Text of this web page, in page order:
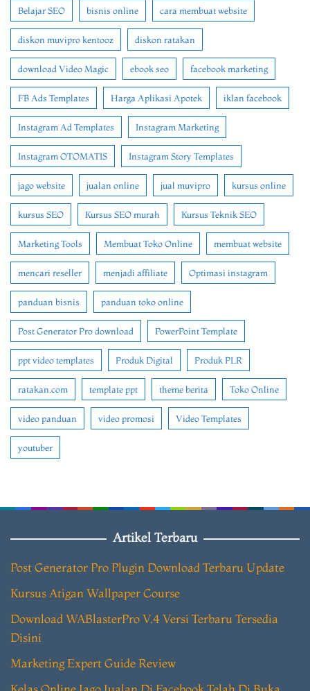
Belajar SEO bisnis online cara membuat website
diskon muvipro kentooz diskon ratakan
download Video Magic ebook seo facebook marketing
FB Ads Templates Harga Aplikasi Apotek iklan facebook
Instagram Ad Templates Instagram Marketing
Instagram OTOMATIS Instagram Story Templates
jago website jualan online jual muvipro kursus online
kursus SEO Kursus SEO murah Kursus Teknik SEO
Marketing Tools Membuat Toko Online membuat website
mencari reseller menjadi affiliate Optimasi instagram
panduan bisnis panduan toko online
Post Generator Pro download PowerPoint Template
ppt video templates Produk Digital Produk PLR
ratakan.com template ppt theme berita Toko Online
video panduan video promosi Video Templates
youtuber
Artikel Terbaru
Post Generator Pro Plugin Download Terbaru Update
Kursus Atigan Wallpaper Course
Download WABlasterPro V.4 Versi Terbaru Tersedia
Disini
Marketing Expert Guide Review